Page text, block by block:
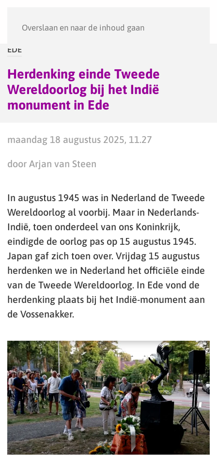
Overslaan en naar de inhoud gaan
EDE
Herdenking einde Tweede
Wereldoorlog bij het Indië
monument in Ede
maandag 18 augustus 2025, 11.27
door Arjan van Steen
In augustus 1945 was in Nederland de Tweede
Wereldoorlog al voorbij. Maar in Nederlands-
Indië, toen onderdeel van ons Koninkrijk,
eindigde de oorlog pas op 15 augustus 1945.
Japan gaf zich toen over. Vrijdag 15 augustus
herdenken we in Nederland het officiële einde
van de Tweede Wereldoorlog. In Ede vond de
herdenking plaats bij het Indië-monument aan
de Vossenakker.